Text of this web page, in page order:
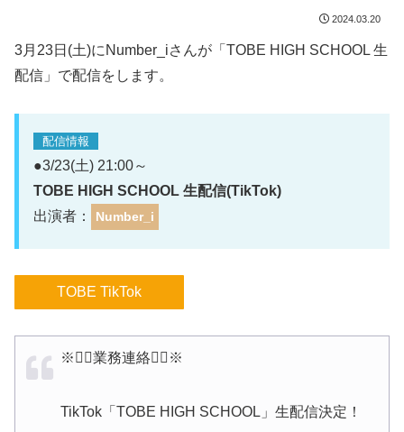
2024.03.20
3月23日(土)にNumber_iさんが「TOBE HIGH SCHOOL 生
配信」で配信をします。
配信情報
●3/23(土) 21:00～
TOBE HIGH SCHOOL 生配信(TikTok)
出演者：
Number_i
TOBE TikTok
※🙋‍♂️業務連絡🙋‍♂️※
TikTok「TOBE HIGH SCHOOL」生配信決定！